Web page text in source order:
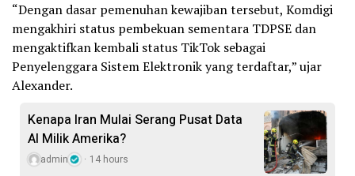
“Dengan dasar pemenuhan kewajiban tersebut, Komdigi
mengakhiri status pembekuan sementara TDPSE dan
mengaktifkan kembali status TikTok sebagai
Penyelenggara Sistem Elektronik yang terdaftar,” ujar
Alexander.
Kenapa Iran Mulai Serang Pusat Data
AI Milik Amerika?
admin 14 hours